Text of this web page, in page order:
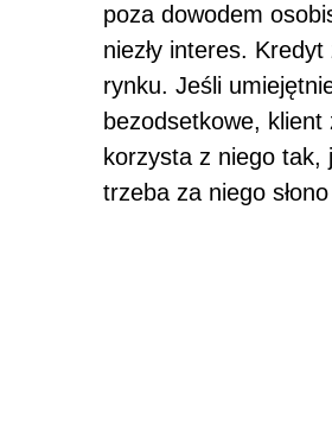
poza dowodem
niezły interes.
rynku. Jeśli
bezodsetkowe,
korzysta z niego tak,
trzeba za niego słono